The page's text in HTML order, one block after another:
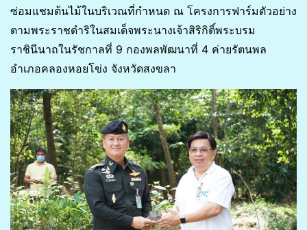
ซ่อมแชมต้นไม้ในบริเวณที่กำหนด ณ โครงการฟาร์มตัวอย่าง
ตามพระราชดำริในสมเด็จพระนางเจ้าสิริกิติ์พระบรม
ราชินีนาถในรัชกาลที่ 9 กองพลพัฒนาที่ 4 ค่ายรัตนพล
อำเภอคลองหอยโข่ง จังหวัดสงขลา